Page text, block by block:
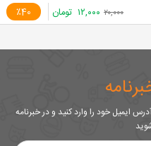
٪40 ۲۰,۰۰۰ ۱۲,۰۰۰ تومان
ایمیل خود را وارد کنید و در خبرنامه